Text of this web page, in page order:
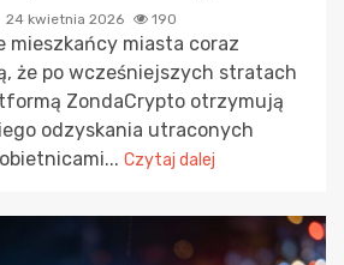
24 kwietnia 2026 190
mieszkańcy miasta coraz
że po wcześniejszych stratach
ZondaCrypto otrzymują
odzyskania utraconych
Czytaj dalej